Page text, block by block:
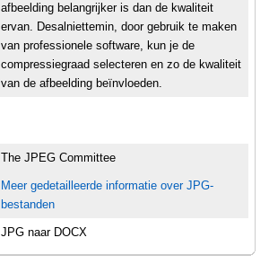
afbeelding belangrijker is dan de kwaliteit
ervan. Desalniettemin, door gebruik te maken
van professionele software, kun je de
compressiegraad selecteren en zo de kwaliteit
van de afbeelding beïnvloeden.
The JPEG Committee
Meer gedetailleerde informatie over JPG-
bestanden
JPG naar DOCX